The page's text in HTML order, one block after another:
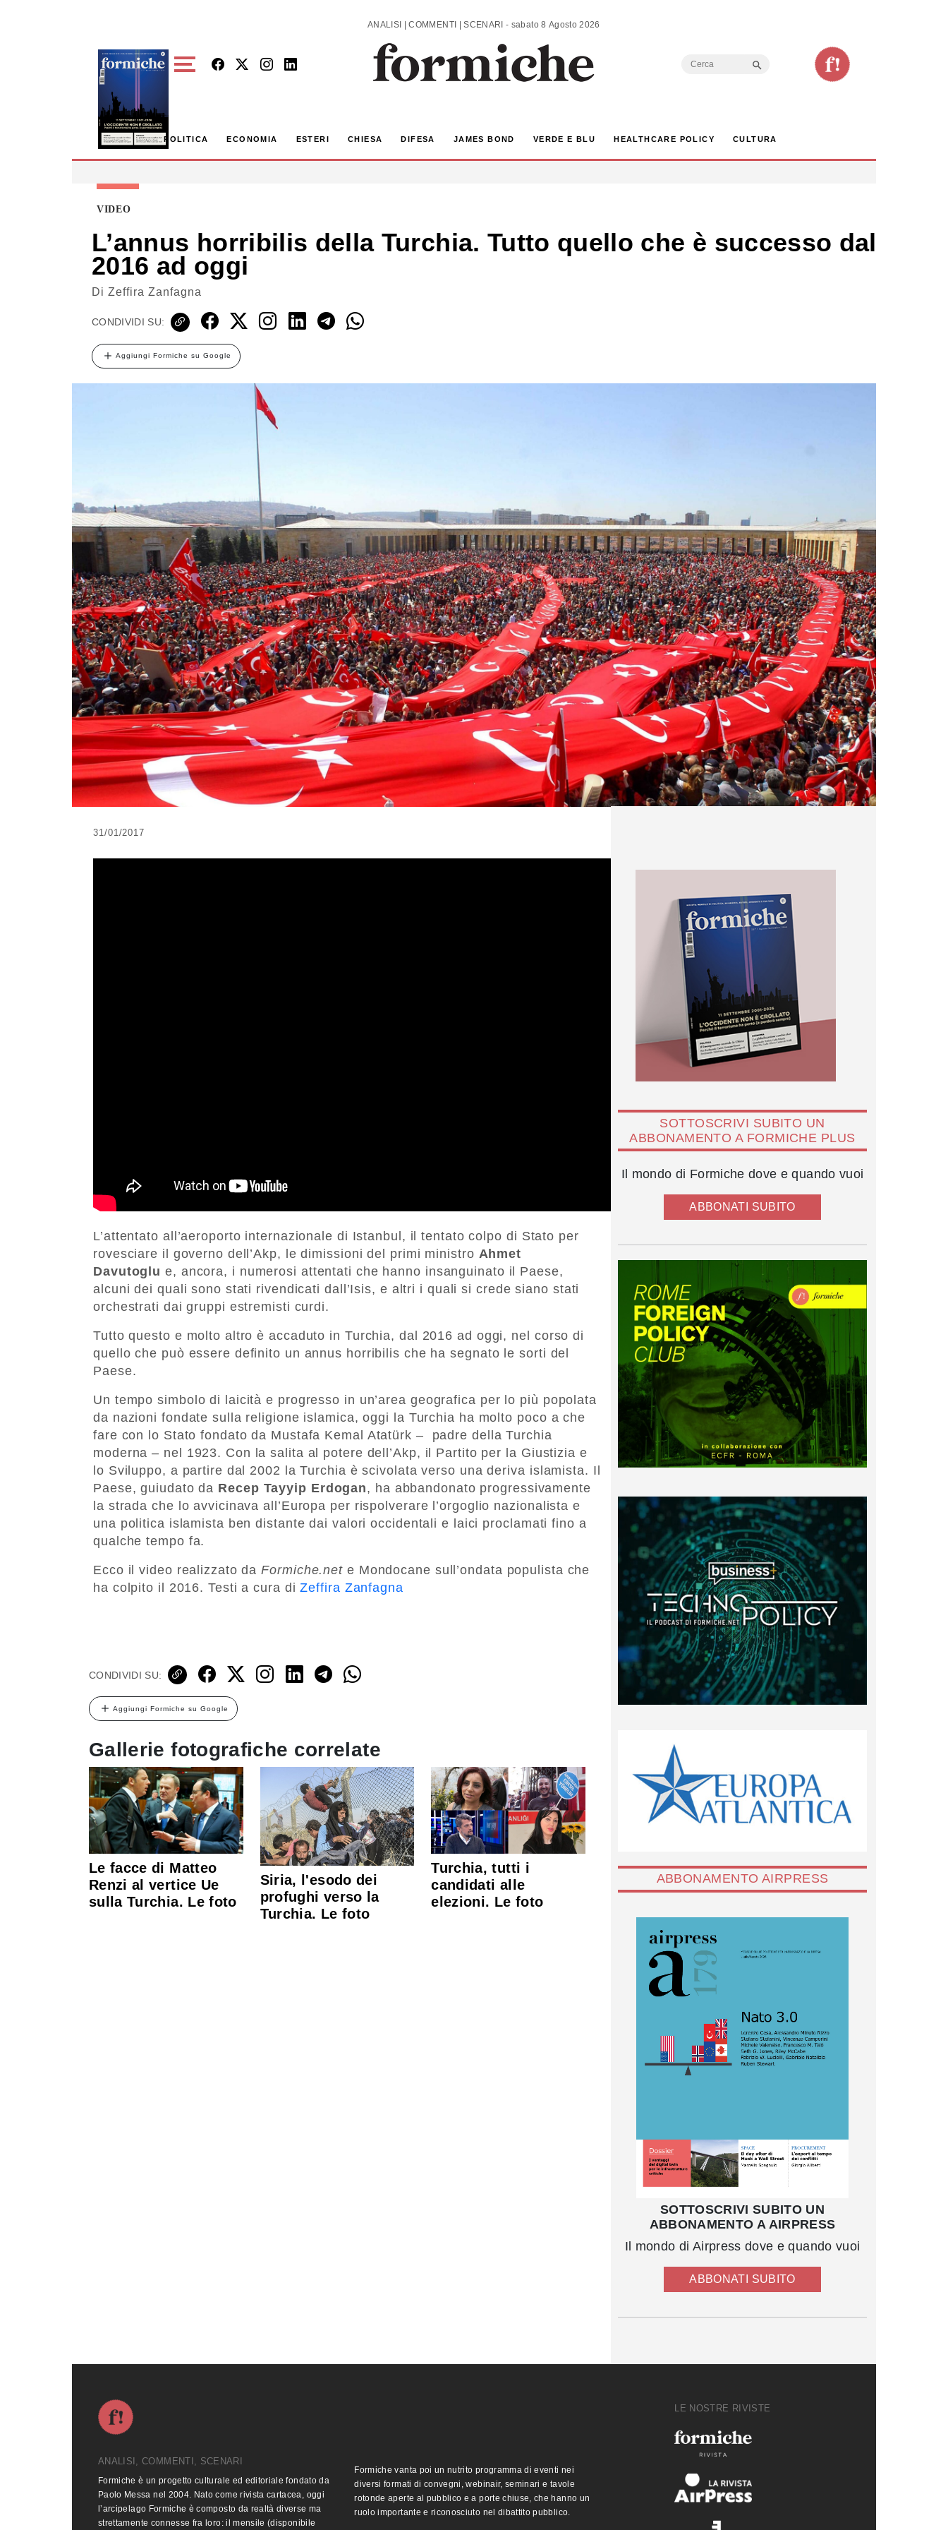
ANALISI | COMMENTI | SCENARI - sabato 8 Agosto 2026
Search
POLITICA ECONOMIA ESTERI CHIESA DIFESA JAMES BOND VERDE E BLU HEALTHCARE POLICY CULTURA
VIDEO
L’annus horribilis della Turchia. Tutto quello che è successo dal
2016 ad oggi
Di Zeffira Zanfagna
CONDIVIDI SU:
Aggiungi Formiche su Google
31/01/2017
L’attentato all’aeroporto internazionale di Istanbul, il tentato colpo di Stato per
rovesciare il governo dell’Akp, le dimissioni del primi ministro Ahmet
Davutoglue, ancora, i numerosi attentati che hanno insanguinato il Paese,
alcuni dei quali sono stati rivendicati dall’Isis, e altri i quali si crede siano stati
orchestrati dai gruppi estremisti curdi.
Tutto questo e molto altro è accaduto in Turchia, dal 2016 ad oggi, nel corso di
quello che può essere definito un annus horribilis che ha segnato le sorti del
Paese.
Un tempo simbolo di laicità e progresso in un’area geografica per lo più popolata
da nazioni fondate sulla religione islamica, oggi la Turchia ha molto poco a che
fare con lo Stato fondato da Mustafa Kemal Atatürk – padre della Turchia
moderna – nel 1923. Con la salita al potere dell’Akp, il Partito per la Giustizia e
lo Sviluppo, a partire dal 2002 la Turchia è scivolata verso una deriva islamista. Il
Paese, guiudato da Recep Tayyip Erdogan, ha abbandonato progressivamente
la strada che lo avvicinava all’Europa per rispolverare l’orgoglio nazionalista e
una politica islamista ben distante dai valori occidentali e laici proclamati fino a
qualche tempo fa.
Ecco il video realizzato daFormiche.net e Mondocane sull’ondata populista che
ha colpito il 2016. Testi a cura diZeffira Zanfagna
CONDIVIDI SU:
Aggiungi Formiche su Google
Gallerie fotografiche correlate
Le facce di Matteo
Renzi al vertice Ue
sulla Turchia. Le foto
Siria, l'esodo dei
profughi verso la
Turchia. Le foto
Turchia, tutti i
candidati alle
elezioni. Le foto
SOTTOSCRIVI SUBITO UN
ABBONAMENTO A FORMICHE PLUS
Il mondo di Formiche dove e quando vuoi
ABBONATI SUBITO
ABBONAMENTO AIRPRESS
SOTTOSCRIVI SUBITO UN
ABBONAMENTO A AIRPRESS
Il mondo di Airpress dove e quando vuoi
ABBONATI SUBITO
ANALISI, COMMENTI, SCENARI
Formiche è un progetto culturale ed editoriale fondato da
Paolo Messa nel 2004. Nato come rivista cartacea, oggi
l’arcipelago Formiche è composto da realtà diverse ma
strettamente connesse fra loro: il mensile (disponibile
Formiche vanta poi un nutrito programma di eventi nei
diversi formati di convegni, webinair, seminari e tavole
rotonde aperte al pubblico e a porte chiuse, che hanno un
ruolo importante e riconosciuto nel dibattito pubblico.
LE NOSTRE RIVISTE